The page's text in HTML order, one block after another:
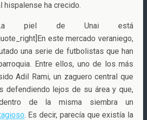
hispalense ha crecido.
piel de Unai está
este mercado veraniego,
una serie de futbolistas que han
Entre ellos, uno de los más
Adil Rami, un zaguero central que
defendiendo lejos de su área y que,
de la misma siembra un
. Es decir, parecía que existía la